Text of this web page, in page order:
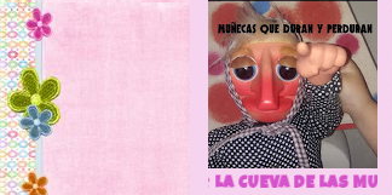
🌼 LA CUEVA DE LAS MUÑECAS